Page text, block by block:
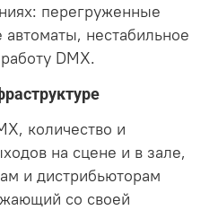
перегруженные
нестабильное
DMX.
количество и
на сцене и в зале,
и дистрибьюторам
со своей